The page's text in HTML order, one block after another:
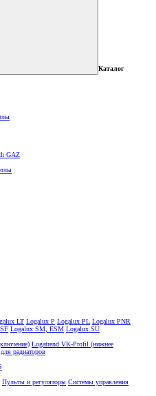
Каталог
GAZ
LT Logalux P Logalux PL Logalux PNR
Logalux SM, ESM Logalux SU
Logatrend VK-Profil (нижнее
радиаторов
Пульты и регуляторы Системы управления